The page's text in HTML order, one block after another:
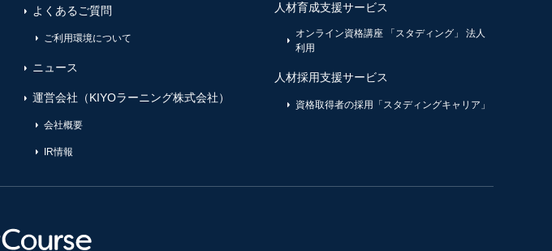
よくあるご質問
ご利用環境について
ニュース
運営会社（KIYOラーニング株式会社）
会社概要
IR情報
人材育成支援サービス
オンライン資格講座 「スタディング」 法人
利用
人材採用支援サービス
資格取得者の採用「スタディングキャリア」